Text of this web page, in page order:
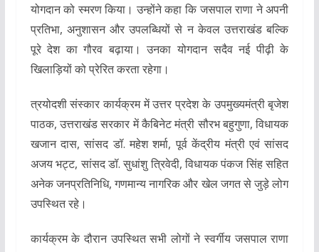
योगदान को स्मरण किया। उन्होंने कहा कि जसपाल राणा ने अपनी
प्रतिभा, अनुशासन और उपलब्धियों से न केवल उत्तराखंड बल्कि
पूरे देश का गौरव बढ़ाया। उनका योगदान सदैव नई पीढ़ी के
खिलाड़ियों को प्रेरित करता रहेगा।
त्रयोदशी संस्कार कार्यक्रम में उत्तर प्रदेश के उपमुख्यमंत्री बृजेश
पाठक, उत्तराखंड सरकार में कैबिनेट मंत्री सौरभ बहुगुणा, विधायक
खजान दास, सांसद डॉ. महेश शर्मा, पूर्व केंद्रीय मंत्री एवं सांसद
अजय भट्ट, सांसद डॉ. सुधांशु त्रिवेदी, विधायक पंकज सिंह सहित
अनेक जनप्रतिनिधि, गणमान्य नागरिक और खेल जगत से जुड़े लोग
उपस्थित रहे।
कार्यक्रम के दौरान उपस्थित सभी लोगों ने स्वर्गीय जसपाल राणा